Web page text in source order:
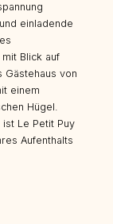
einladende
Blick auf
Gästehaus von
einem
Hügel.
Le Petit Puy
Aufenthalts